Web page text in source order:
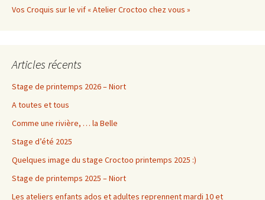
Vos Croquis sur le vif « Atelier Croctoo chez vous »
Articles récents
Stage de printemps 2026 – Niort
A toutes et tous
Comme une rivière, … la Belle
Stage d’été 2025
Quelques image du stage Croctoo printemps 2025 :)
Stage de printemps 2025 – Niort
Les ateliers enfants ados et adultes reprennent mardi 10 et